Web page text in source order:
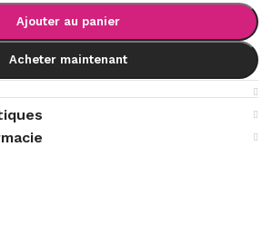
Ajouter au panier
Acheter maintenant